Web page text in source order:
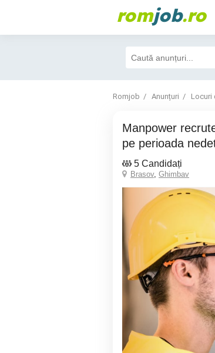
romjob.ro
Romjob Anunțuri Locuri
Manpower recruteaza ELECTROMECANIC
pe perioada
5 Candidați
Brasov, Ghimbav